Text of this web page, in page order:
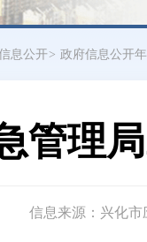
息公开> 政府信息公开
管理
信息来源：兴化市